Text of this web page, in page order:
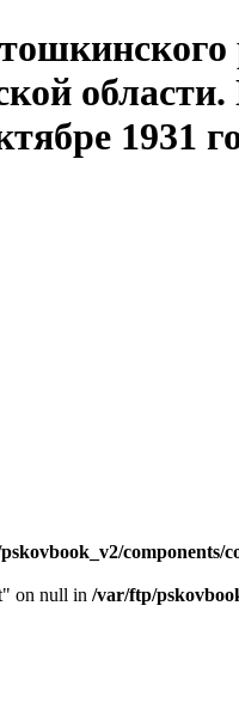
1931
components/
on null in /var/ftp/